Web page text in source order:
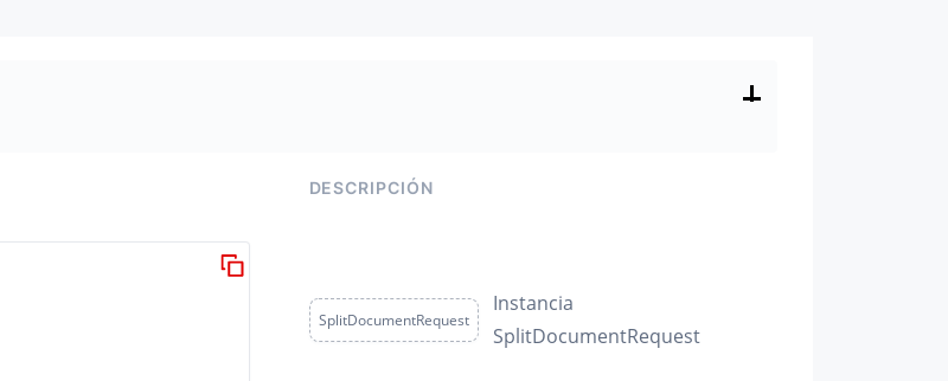
DESCRIPCIÓN
SplitDocumentRequest
Instancia
SplitDocumentRequest